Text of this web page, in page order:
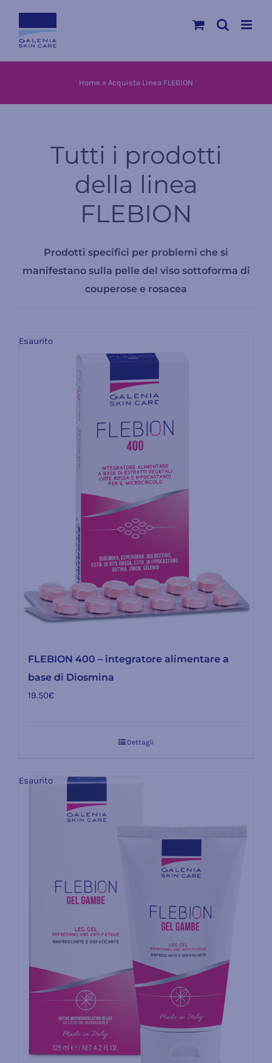
contenuto
Home » Acquista Linea FLEBION
Tutti i prodotti
della linea
FLEBION
Prodotti specifici per problemi che si
manifestano sulla pelle del viso sottoforma di
couperose e rosacea
Esaurito
FLEBION 400 – integratore alimentare a
base di Diosmina
19.50€
Dettagli
Esaurito